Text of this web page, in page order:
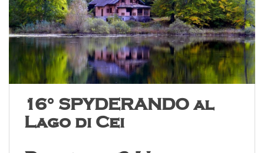
16° SPYDERANDO al
Lago di Cei